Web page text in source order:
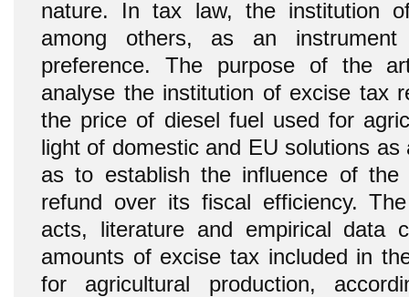
nature. In tax law, the institution
among others, as an
preference. The purpose of the
analyse the institution of excise tax
the price of diesel fuel used for
light of domestic and EU solutions
as to establish the influence of
refund over its fiscal efficiency.
acts, literature and empirical data
amounts of excise tax included in
for agricultural production,